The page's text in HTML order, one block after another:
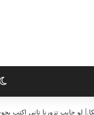
لو حابب تزورنا تاني اكتب